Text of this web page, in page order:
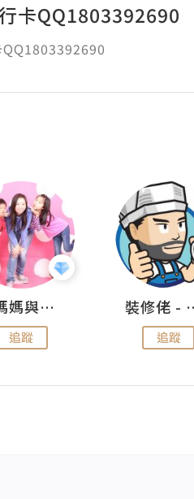
卡QQ1803392690
儍媽媽與兩隻小魔怪之家
追蹤
裝修佬 -
追蹤